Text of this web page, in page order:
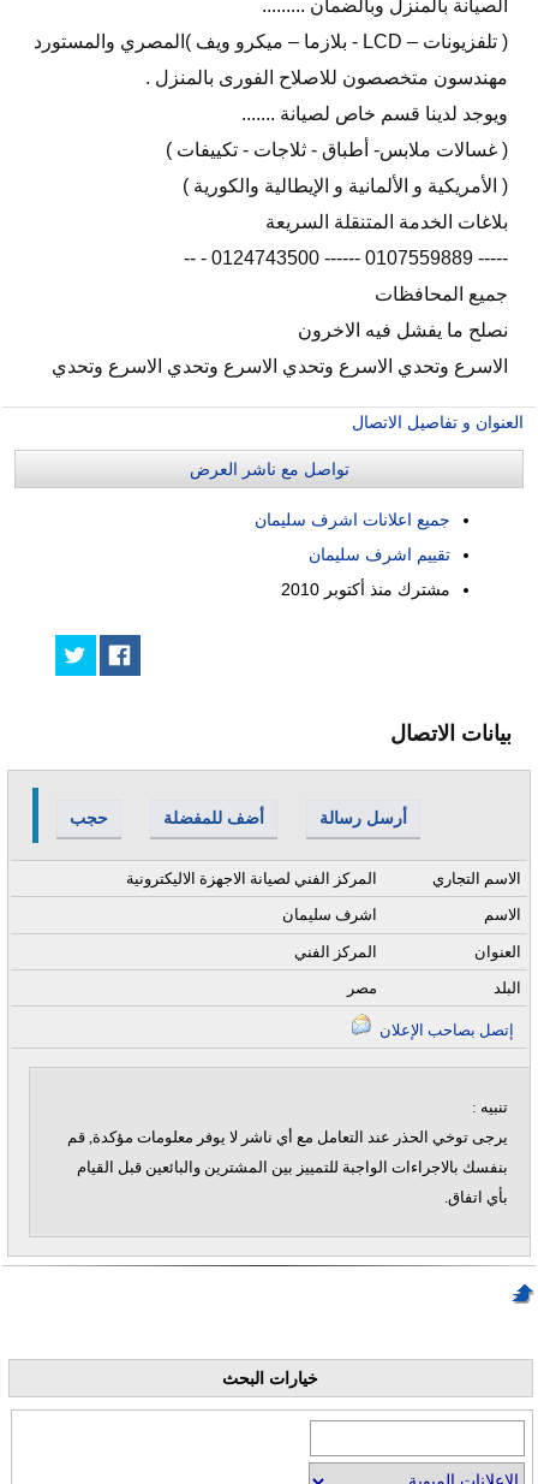
الصيانة بالمنزل وبالضمان .........
( تلفزيونات – LCD - بلازما – ميكرو ويف )المصري والمستورد
مهندسون متخصصون للاصلاح الفورى بالمنزل .
ويوجد لدينا قسم خاص لصيانة .......
( غسالات ملابس- أطباق - ثلاجات - تكييفات )
( الأمريكية و الألمانية و الإيطالية والكورية )
بلاغات الخدمة المتنقلة السريعة
----- 0107559889 ------ 0124743500 - --
جميع المحافظات
نصلح ما يفشل فيه الاخرون
الاسرع وتحدي الاسرع وتحدي الاسرع وتحدي الاسرع وتحدي
العنوان و تفاصيل الاتصال
تواصل مع ناشر العرض
جميع اعلانات اشرف سليمان
تقييم اشرف سليمان
مشترك منذ أكتوبر 2010
بيانات الاتصال
حجب أضف للمفضلة أرسل رسالة
المركز الفني لصيانة الاجهزة الاليكترونية
الاسم التجاري
اشرف سليمان
الاسم
المركز الفني
العنوان
مصر
البلد
تنبيه :
يرجى توخي الحذر عند التعامل مع أي ناشر لا يوفر معلومات مؤكدة, قم
بنفسك بالاجراءات الواجبة للتمييز بين المشترين والبائعين قبل القيام
بأي اتفاق.
خيارات البحث